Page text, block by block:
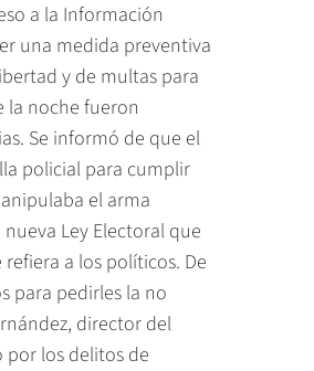
a la Información
una medida preventiva
y de multas para
la noche fueron
Se informó de que el
policial para cumplir
el arma
Ley Electoral que
a los políticos. De
para pedirles la no
director del
por los delitos de